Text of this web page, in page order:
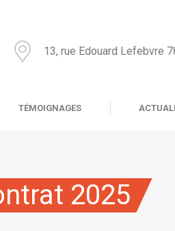
13, rue Edouard Lefebvre
TÉMOIGNAGES
2025